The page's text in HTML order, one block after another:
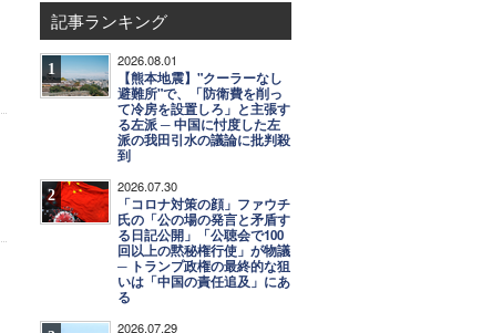
記事ランキング
1 2026.08.01
【熊本地震】"クーラーなし
避難所"で、「防衛費を削っ
て冷房を設置しろ」と主張す
る左派 ─ 中国に忖度した左
派の我田引水の議論に批判殺
到
2 2026.07.30
「コロナ対策の顔」ファウチ
氏の「公の場の発言と矛盾す
る日記公開」「公聴会で100
回以上の黙秘権行使」が物議
─ トランプ政権の最終的な狙
いは「中国の責任追及」にあ
る
2026.07.29